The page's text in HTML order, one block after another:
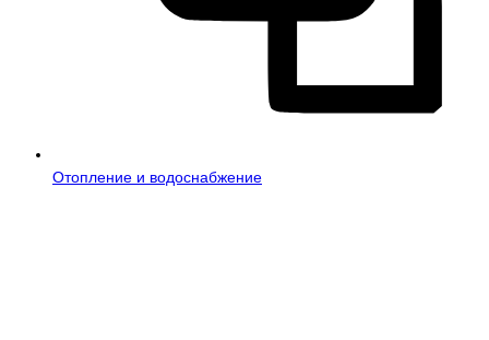
Отопление и водоснабжение